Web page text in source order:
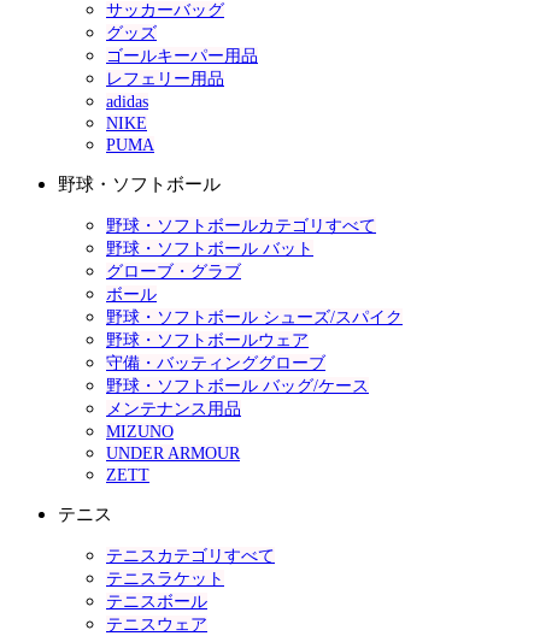
サッカーバッグ
グッズ
ゴールキーパー用品
レフェリー用品
adidas
NIKE
PUMA
野球・ソフトボール
野球・ソフトボールカテゴリすべて
野球・ソフトボール バット
グローブ・グラブ
ボール
野球・ソフトボール シューズ/スパイク
野球・ソフトボールウェア
守備・バッティンググローブ
野球・ソフトボール バッグ/ケース
メンテナンス用品
MIZUNO
UNDER ARMOUR
ZETT
テニス
テニスカテゴリすべて
テニスラケット
テニスボール
テニスウェア